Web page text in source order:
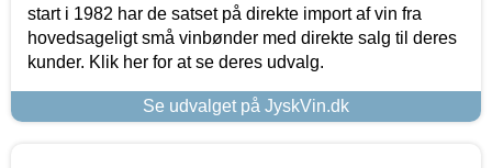
start i 1982 har de satset på direkte import af vin fra
hovedsageligt små vinbønder med direkte salg til deres
kunder. Klik her for at se deres udvalg.
Se udvalget på JyskVin.dk